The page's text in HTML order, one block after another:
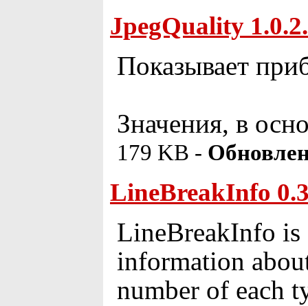
JpegQuality
Показывает
Значения, в
179 KB -
LineBreakInfo
LineBreakInfo is
information
number of each